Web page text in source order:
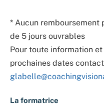
* Aucun remboursement
de 5 jours ouvrables
Pour toute information
prochaines dates
La formatrice